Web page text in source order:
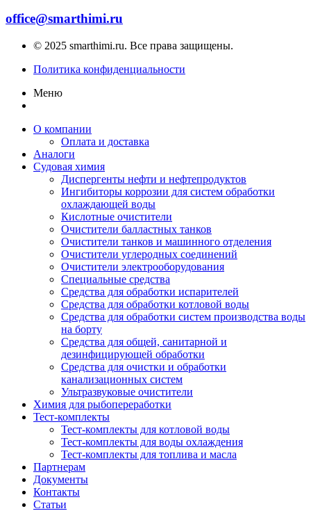
office@smarthimi.ru
© 2025 smarthimi.ru. Все права защищены.
Политика конфиденциальности
Меню
О компании
Оплата и доставка
Аналоги
Судовая химия
Диспергенты нефти и нефтепродуктов
Ингибиторы коррозии для систем обработки
охлаждающей воды
Кислотные очистители
Очистители балластных танков
Очистители танков и машинного отделения
Очистители углеродных соединений
Очистители электрооборудования
Специальные средства
Средства для обработки испарителей
Средства для обработки котловой воды
Средства для обработки систем производства воды
на борту
Средства для общей, санитарной и
дезинфицирующей обработки
Средства для очистки и обработки
канализационных систем
Ультразвуковые очистители
Химия для рыбопереработки
Тест-комплекты
Тест-комплекты для котловой воды
Тест-комплекты для воды охлаждения
Тест-комплекты для топлива и масла
Партнерам
Документы
Контакты
Статьи